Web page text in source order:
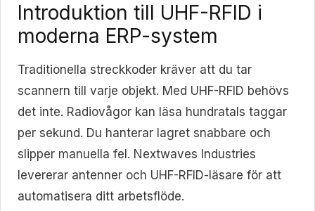
Introduktion till UHF-RFID i
moderna ERP-system
Traditionella streckkoder kräver att du tar
scannern till varje objekt. Med UHF-RFID behövs
det inte. Radiovågor kan läsa hundratals taggar
per sekund. Du hanterar lagret snabbare och
slipper manuella fel. Nextwaves Industries
levererar antenner och UHF-RFID-läsare för att
automatisera ditt arbetsflöde.